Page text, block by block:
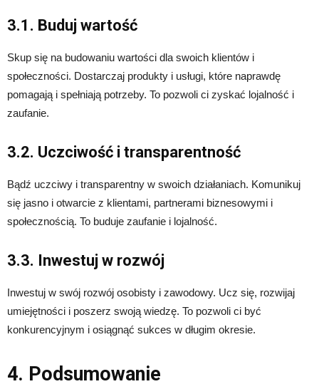
3.1. Buduj wartość
Skup się na budowaniu wartości dla swoich klientów i
społeczności. Dostarczaj produkty i usługi, które naprawdę
pomagają i spełniają potrzeby. To pozwoli ci zyskać lojalność i
zaufanie.
3.2. Uczciwość i transparentność
Bądź uczciwy i transparentny w swoich działaniach. Komunikuj
się jasno i otwarcie z klientami, partnerami biznesowymi i
społecznością. To buduje zaufanie i lojalność.
3.3. Inwestuj w rozwój
Inwestuj w swój rozwój osobisty i zawodowy. Ucz się, rozwijaj
umiejętności i poszerz swoją wiedzę. To pozwoli ci być
konkurencyjnym i osiągnąć sukces w długim okresie.
4. Podsumowanie